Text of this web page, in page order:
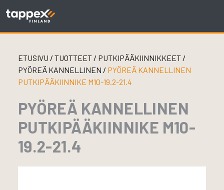
ETUSIVU / TUOTTEET/ PUTKIPÄÄKIINNIKKEET /
PYÖREÄ KANNELLINEN / PYÖREÄ KANNELLINEN
PUTKIPÄÄKIINNIKE M10-19.2-21.4
PYÖREÄ KANNELLINEN
PUTKIPÄÄKIINNIKE M10-
19.2-21.4